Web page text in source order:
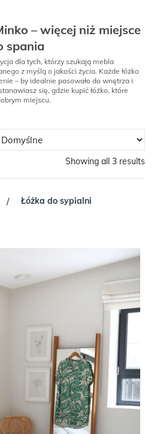
– więcej niż miejsce
spania
dla tych, którzy szukają mebla
z myślą o jakości życia. Każde łóżko
– by idealnie pasowało do wnętrza i
się, gdzie kupić łóżko, które
miejscu.
Showing all 3 results
/ Łóżka do sypialni